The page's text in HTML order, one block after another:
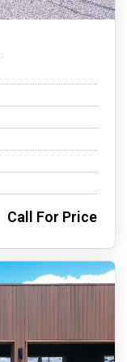
Call For Price